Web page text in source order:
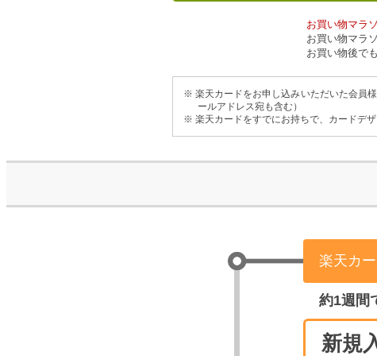
お買い物マラ
お買い物マラ
お買い物後で
※ 楽天カードをお申し込みいただいた会員
ールアドレス宛も含む）
※ 楽天カードをすでにお持ちで、カードデ
楽天カ
約1週間
新規